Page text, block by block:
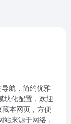
航，简约优雅
块化配置，欢迎
本网页，方便
站来源于网络，